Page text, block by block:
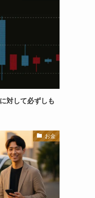
対して必ずしも
お金